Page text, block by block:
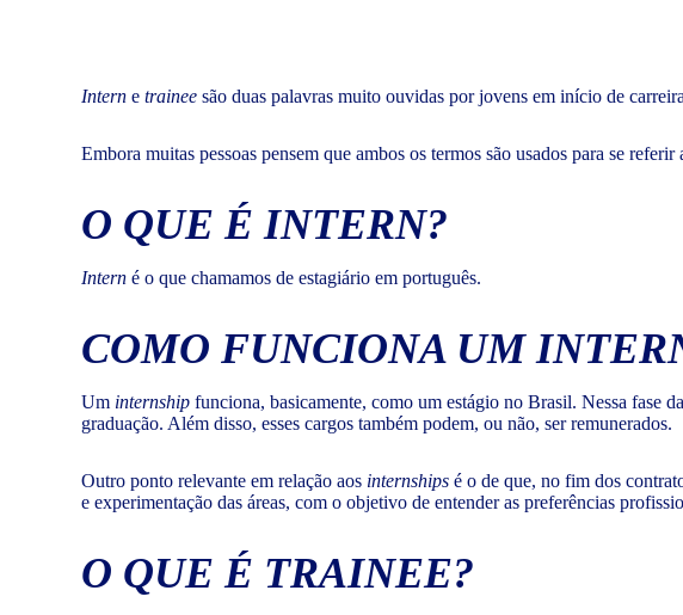
Intern e trainee são duas palavras muito ouvidas por jovens em início de
Embora muitas pessoas pensem que ambos os termos são usados para se
O QUE ÉINTERN?
Intern é o que chamamos de estagiário em português.
COMO FUNCIONA UM
Um internship funciona, basicamente, como um estágio no Brasil. Nessa fase
graduação. Além disso, esses cargos também podem, ou não, ser remunerados.
Outro ponto relevante em relação aos internships é o de que, no fim dos
e experimentação das áreas, com o objetivo de entender as preferências
O QUE É TRAINEE?